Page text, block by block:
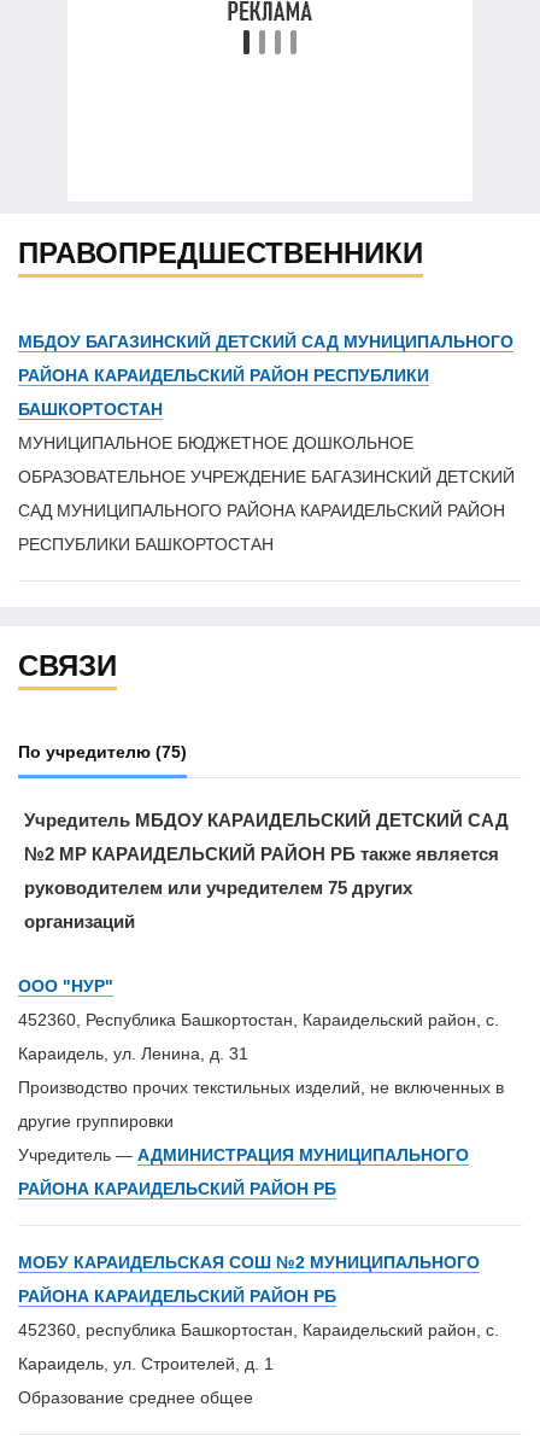
ПРАВОПРЕДШЕСТВЕННИКИ
МБДОУ БАГАЗИНСКИЙ ДЕТСКИЙ САД МУНИЦИПАЛЬНОГО
РАЙОНА КАРАИДЕЛЬСКИЙ РАЙОН РЕСПУБЛИКИ
БАШКОРТОСТАН
МУНИЦИПАЛЬНОЕ БЮДЖЕТНОЕ ДОШКОЛЬНОЕ
ОБРАЗОВАТЕЛЬНОЕ УЧРЕЖДЕНИЕ БАГАЗИНСКИЙ ДЕТСКИЙ
САД МУНИЦИПАЛЬНОГО РАЙОНА КАРАИДЕЛЬСКИЙ РАЙОН
РЕСПУБЛИКИ БАШКОРТОСТАН
СВЯЗИ
По учредителю (75)
Учредитель МБДОУ КАРАИДЕЛЬСКИЙ ДЕТСКИЙ САД
№2 МР КАРАИДЕЛЬСКИЙ РАЙОН РБ также является
руководителем или учредителем 75 других
организаций
ООО "НУР"
452360, Республика Башкортостан, Караидельский район, с.
Караидель, ул. Ленина, д. 31
Производство прочих текстильных изделий, не включенных в
другие группировки
Учредитель — АДМИНИСТРАЦИЯ МУНИЦИПАЛЬНОГО
РАЙОНА КАРАИДЕЛЬСКИЙ РАЙОН РБ
МОБУ КАРАИДЕЛЬСКАЯ СОШ №2 МУНИЦИПАЛЬНОГО
РАЙОНА КАРАИДЕЛЬСКИЙ РАЙОН РБ
452360, республика Башкортостан, Караидельский район, с.
Караидель, ул. Строителей, д. 1
Образование среднее общее